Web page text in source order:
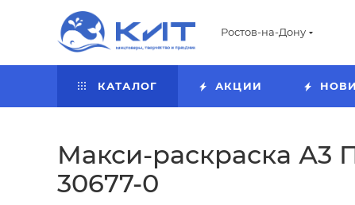
Ростов-на-Дону
КАТАЛОГ АКЦИИ
Макси-раскраска А3
30677-0